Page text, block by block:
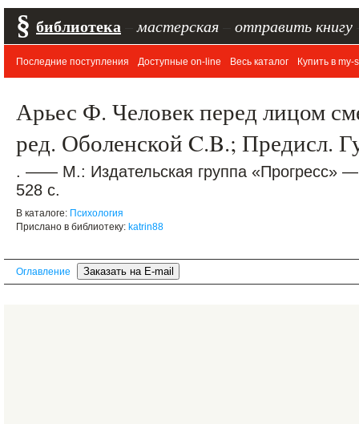
§ библиотека мастерская отправить книгу
Последние поступления Доступные on-line Весь каталог Купить в my-
Арьес Ф. Человек перед лицом
ред. Оболенской C.B.; Предисл.
. —— М.: Издательская группа «Прогресс»
528 с.
В каталоге: Психология
Прислано в библиотеку: katrin88
Оглавление